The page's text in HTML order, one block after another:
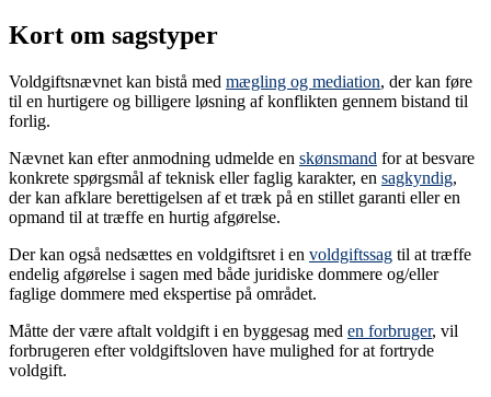
Kort om sagstyper
Voldgiftsnævnet kan bistå med mægling og mediation, der kan føre
til en hurtigere og billigere løsning af konflikten gennem bistand til
forlig.
Nævnet kan efter anmodning udmelde en skønsmand for at besvare
konkrete spørgsmål af teknisk eller faglig karakter, en sagkyndig,
der kan afklare berettigelsen af et træk på en stillet garanti eller en
opmand til at træffe en hurtig afgørelse.
Der kan også nedsættes en voldgiftsret i en voldgiftssag til at træffe
endelig afgørelse i sagen med både juridiske dommere og/eller
faglige dommere med ekspertise på området.
Måtte der være aftalt voldgift i en byggesag med en forbruger, vil
forbrugeren efter voldgiftsloven have mulighed for at fortryde
voldgift.